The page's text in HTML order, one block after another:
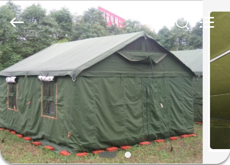
TRANG
CHỦ
CÁC
SẢN
PHẨM
Silk
Road
Enterprise
Management
Services
Co.,LTD.
All
Rights
Reserved.